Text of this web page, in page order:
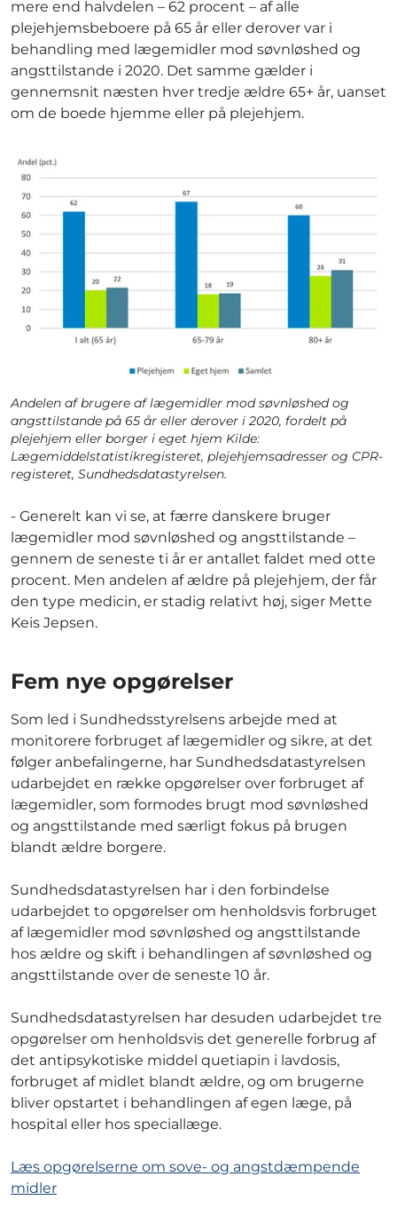
mere end halvdelen – 62 procent – af alle
plejehjemsbeboere på 65 år eller derover var i
behandling med lægemidler mod søvnløshed og
angsttilstande i 2020. Det samme gælder i
gennemsnit næsten hver tredje ældre 65+ år, uanset
om de boede hjemme eller på plejehjem.
Andelen af brugere af lægemidler mod søvnløshed og
angsttilstande på 65 år eller derover i 2020, fordelt på
plejehjem eller borger i eget hjem Kilde:
Lægemiddelstatistikregisteret, plejehjemsadresser og CPR-
registeret, Sundhedsdatastyrelsen.
- Generelt kan vi se, at færre danskere bruger
lægemidler mod søvnløshed og angsttilstande –
gennem de seneste ti år er antallet faldet med otte
procent. Men andelen af ældre på plejehjem, der får
den type medicin, er stadig relativt høj, siger Mette
Keis Jepsen.
Fem nye opgørelser
Som led i Sundhedsstyrelsens arbejde med at
monitorere forbruget af lægemidler og sikre, at det
følger anbefalingerne, har Sundhedsdatastyrelsen
udarbejdet en række opgørelser over forbruget af
lægemidler, som formodes brugt mod søvnløshed
og angsttilstande med særligt fokus på brugen
blandt ældre borgere.
Sundhedsdatastyrelsen har i den forbindelse
udarbejdet to opgørelser om henholdsvis forbruget
af lægemidler mod søvnløshed og angsttilstande
hos ældre og skift i behandlingen af søvnløshed og
angsttilstande over de seneste 10 år.
Sundhedsdatastyrelsen har desuden udarbejdet tre
opgørelser om henholdsvis det generelle forbrug af
det antipsykotiske middel quetiapin i lavdosis,
forbruget af midlet blandt ældre, og om brugerne
bliver opstartet i behandlingen af egen læge, på
hospital eller hos speciallæge.
Læs opgørelserne om sove- og angstdæmpende
midler